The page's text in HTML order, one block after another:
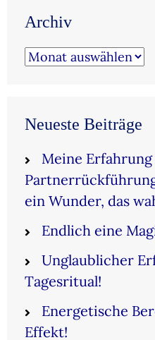
Archiv
Archiv
Neueste Beiträge
Meine
ein Wunder, das
Endlich eine
Unglaublicher
Tagesritual!
Energetische
Effekt!